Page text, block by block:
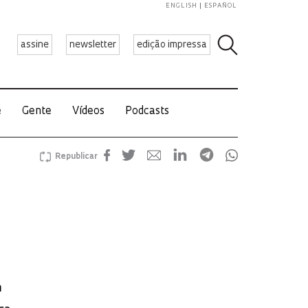
assine newsletter edição impressa
ENGLISH ESPAÑOL
Gente Vídeos Podcasts
Republicar